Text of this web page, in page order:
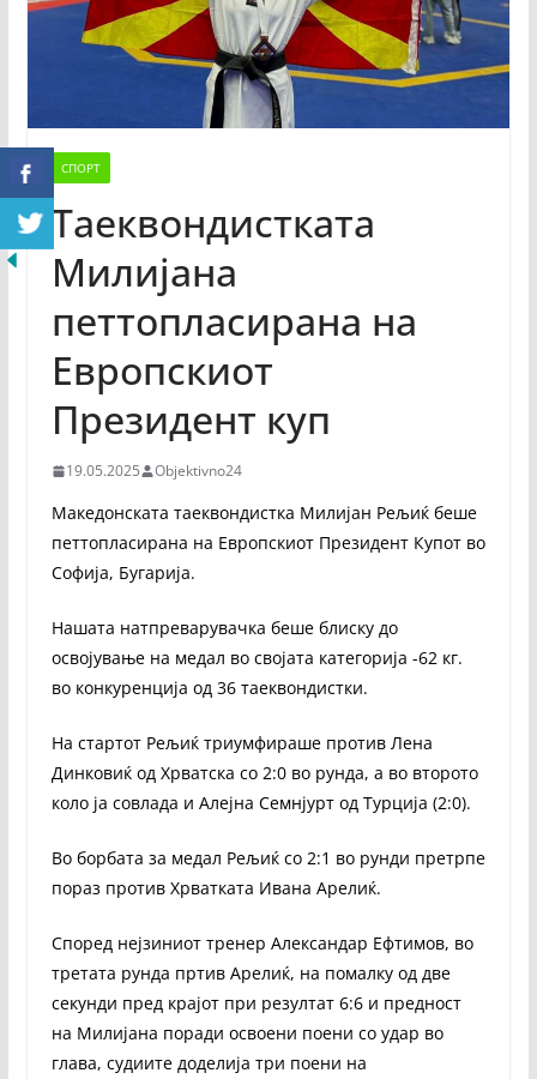
СПОРТ
Таеквондистката
Милијана
петтопласирана на
Европскиот
Президент куп
19.05.2025 Objektivno24
Македонската таеквондистка Милијан Рељиќ беше
петтопласирана на Европскиот Президент Купот во
Софија, Бугарија.
Нашата натпреварувачка беше блиску до
освојување на медал во својата категорија -62 кг.
во конкуренција од 36 таеквондистки.
На стартот Рељиќ триумфираше против Лена
Динковиќ од Хрватска со 2:0 во рунда, а во второто
коло ја совлада и Алејна Семнјурт од Турција (2:0).
Во борбата за медал Рељиќ со 2:1 во рунди претрпе
пораз против Хрватката Ивана Арелиќ.
Според нејзиниот тренер Александар Ефтимов, во
третата рунда пртив Арелиќ, на помалку од две
секунди пред крајот при резултат 6:6 и предност
на Милијана поради освоени поени со удар во
глава, судиите доделија три поени на